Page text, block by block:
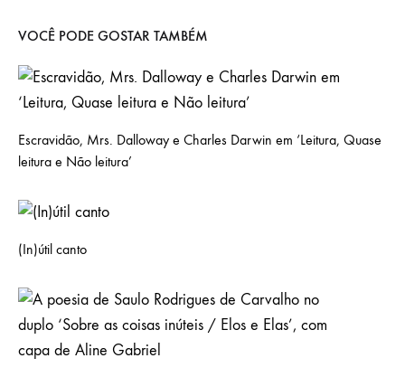
VOCÊ PODE GOSTAR TAMBÉM
Escravidão, Mrs. Dalloway e Charles Darwin em ‘Leitura, Quase
leitura e Não leitura’
(In)útil canto